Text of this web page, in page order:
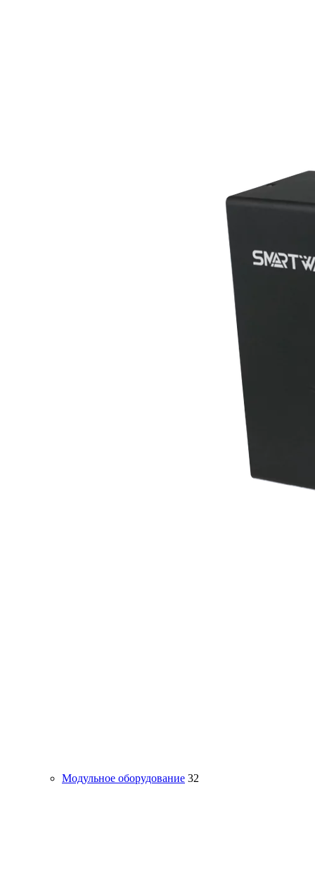
Модульное оборудование 32